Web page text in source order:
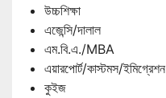
উচ্চশিক্ষা
এজেন্সি/দালাল
এম.বি.এ./MBA
এয়ারপোর্ট/কাস্টমস/ইমিগ্রেশন
কুইজ